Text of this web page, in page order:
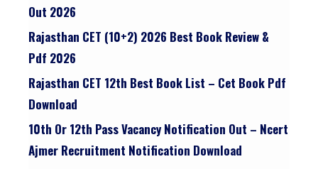
Out 2026
Rajasthan CET (10+2) 2026 Best Book Review &
Pdf 2026
Rajasthan CET 12th Best Book List – Cet Book Pdf
Download
10th Or 12th Pass Vacancy Notification Out – Ncert
Ajmer Recruitment Notification Download